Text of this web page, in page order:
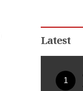
Latest